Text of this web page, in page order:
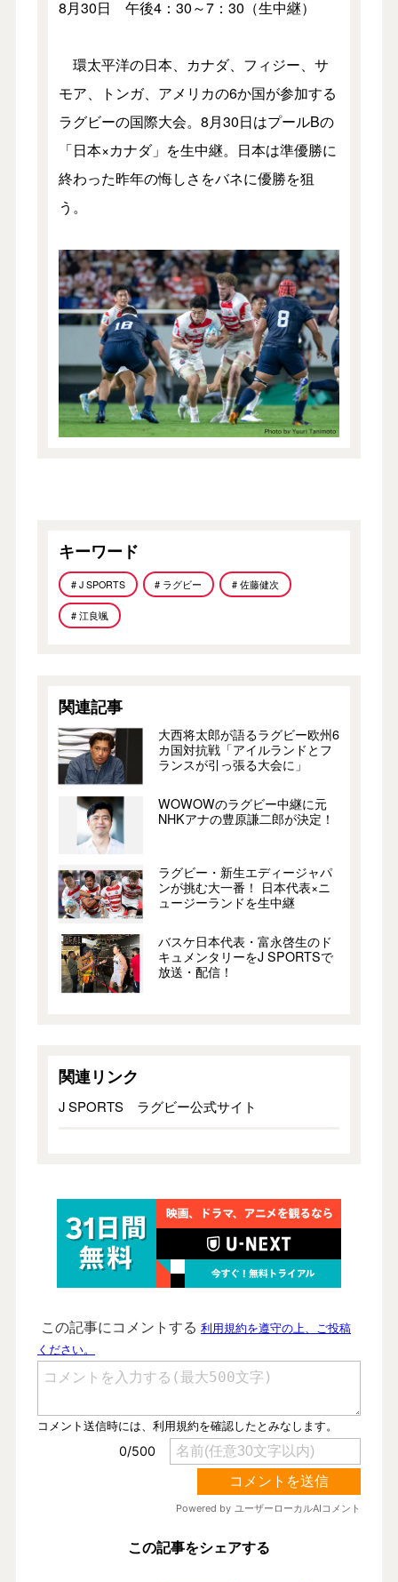
8月30日 午後4：30～7：30（生中継）
環太平洋の日本、カナダ、フィジー、サ
モア、トンガ、アメリカの6か国が参加する
ラグビーの国際大会。8月30日はプールBの
「日本×カナダ」を生中継。日本は準優勝に
終わった昨年の悔しさをバネに優勝を狙
う。
キーワード
# J SPORTS # ラグビー # 佐藤健次
# 江良颯
関連記事
大西将太郎が語るラグビー欧州6
カ国対抗戦「アイルランドとフ
ランスが引っ張る大会に」
WOWOWのラグビー中継に元
NHKアナの豊原謙二郎が決定！
ラグビー・新生エディージャパ
ンが挑む大一番！ 日本代表×ニ
ュージーランドを生中継
バスケ日本代表・富永啓生のド
キュメンタリーをJ SPORTSで
放送・配信！
関連リンク
J SPORTS ラグビー公式サイト
この記事をシェアする